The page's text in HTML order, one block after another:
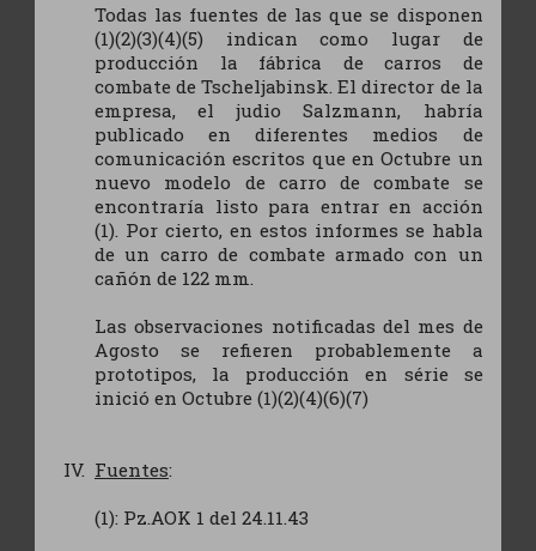
Todas las fuentes de las que se disponen
(1)(2)(3)(4)(5) indican como lugar de
producción la fábrica de carros de
combate de Tscheljabinsk. El director de la
empresa, el judio Salzmann, habría
publicado en diferentes medios de
comunicación escritos que en Octubre un
nuevo modelo de carro de combate se
encontraría listo para entrar en acción
(1). Por cierto, en estos informes se habla
de un carro de combate armado con un
cañón de 122 mm.
Las observaciones notificadas del mes de
Agosto se refieren probablemente a
prototipos, la producción en série se
inició en Octubre (1)(2)(4)(6)(7)
Fuentes:
(1): Pz.AOK 1 del 24.11.43